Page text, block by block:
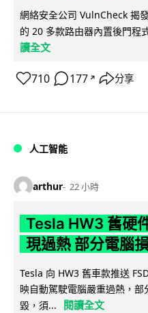
網絡安全公司 VulnCheck 揭
的 20 多款路由器內置後門程
讀全文
710 177 ↗ 分享
人工智能
arthur 22 小時
Tesla HW3 舊硬
現過熱 部分電腦
Tesla 向 HW3 舊車款推送
映自動駕駛電腦嚴重過熱，
毀，須...
閱讀全文